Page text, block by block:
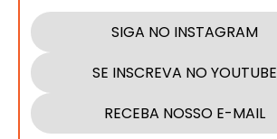
SIGA NO INSTAGRAM
SE INSCREVA NO YOUTUBE
RECEBA NOSSO E-MAIL